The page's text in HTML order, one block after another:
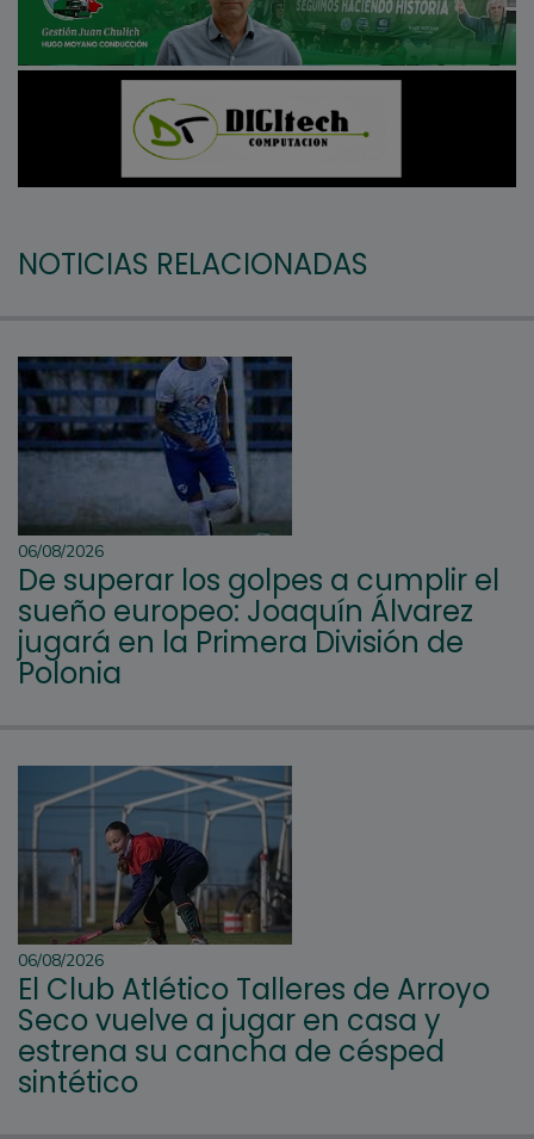
NOTICIAS RELACIONADAS
06/08/2026
De superar los golpes a cumplir el
sueño europeo: Joaquín Álvarez
jugará en la Primera División de
Polonia
06/08/2026
El Club Atlético Talleres de Arroyo
Seco vuelve a jugar en casa y
estrena su cancha de césped
sintético